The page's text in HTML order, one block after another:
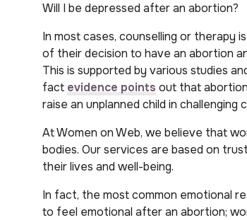
Will I be depressed after an abortion?
In most cases, counselling or therapy
of their decision to have an abortion
This is supported by various studies
fact evidence points out that
raise an unplanned child in
At Women on Web, we believe that
bodies. Our services are based on
their lives and well-being.
In fact, the most common emotional
to feel emotional after an abortion;